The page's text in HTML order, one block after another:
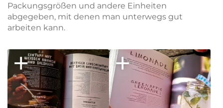
Packungsgrößen und andere Einheiten
abgegeben, mit denen man unterwegs gut
arbeiten kann.